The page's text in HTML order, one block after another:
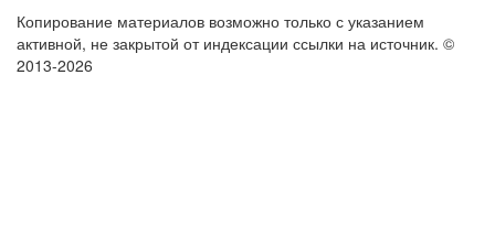
Копирование материалов возможно только с указанием
активной, не закрытой от индексации ссылки на источник. ©
2013-2026